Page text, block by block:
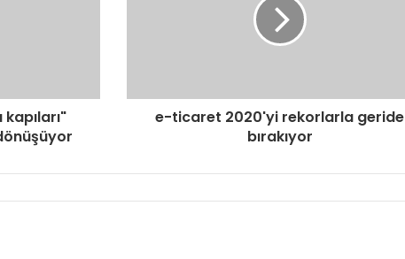
kapıları"
e-ticaret 2020'yi rekorlarla geride
bırakıyor